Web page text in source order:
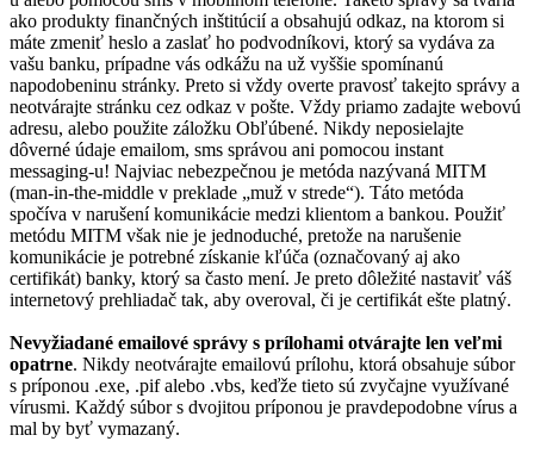
ako produkty finančných inštitúcií a obsahujú odkaz, na ktorom si
máte zmeniť heslo a zaslať ho podvodníkovi, ktorý sa vydáva za
vašu banku, prípadne vás odkážu na už vyššie spomínanú
napodobeninu stránky. Preto si vždy overte pravosť takejto správy a
neotvárajte stránku cez odkaz v pošte. Vždy priamo zadajte webovú
adresu, alebo použite záložku Obľúbené. Nikdy neposielajte
dôverné údaje emailom, sms správou ani pomocou instant
messaging-u! Najviac nebezpečnou je metóda nazývaná MITM
(man-in-the-middle v preklade „muž v strede“). Táto metóda
spočíva v narušení komunikácie medzi klientom a bankou. Použiť
metódu MITM však nie je jednoduché, pretože na narušenie
komunikácie je potrebné získanie kľúča (označovaný aj ako
certifikát) banky, ktorý sa často mení. Je preto dôležité nastaviť váš
internetový prehliadač tak, aby overoval, či je certifikát ešte platný.
Nevyžiadané emailové správy s prílohami otvárajte len veľmi
opatrne. Nikdy neotvárajte emailovú prílohu, ktorá obsahuje súbor
s príponou .exe, .pif alebo .vbs, keďže tieto sú zvyčajne využívané
vírusmi. Každý súbor s dvojitou príponou je pravdepodobne vírus a
mal by byť vymazaný.